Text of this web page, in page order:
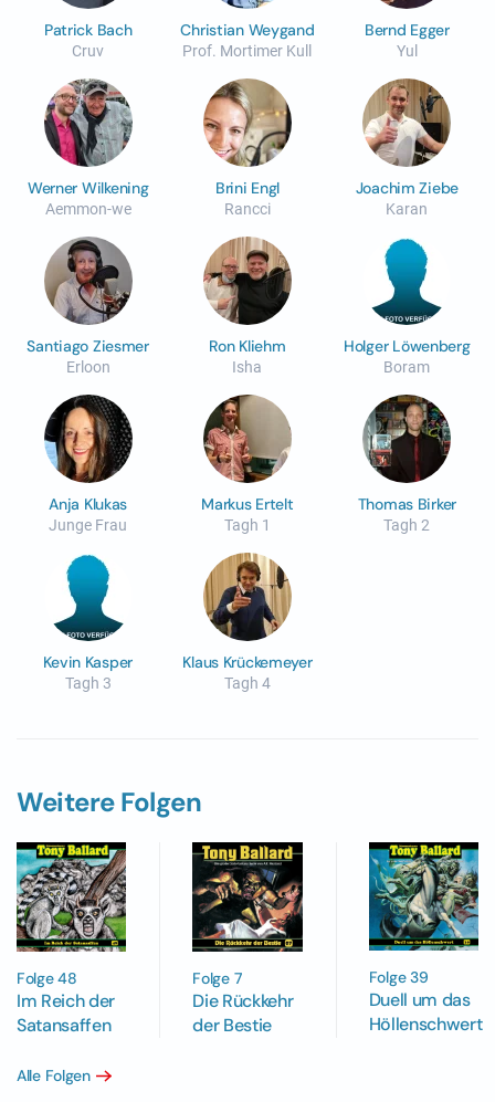
Patrick Bach
Cruv
Christian Weygand
Prof. Mortimer Kull
Bernd Egger
Yul
Werner Wilkening
Aemmon-we
Brini Engl
Rancci
Joachim Ziebe
Karan
Santiago Ziesmer
Erloon
Ron Kliehm
Isha
Holger Löwenberg
Boram
Anja Klukas
Junge Frau
Markus Ertelt
Tagh 1
Thomas Birker
Tagh 2
Kevin Kasper
Tagh 3
Klaus Krückemeyer
Tagh 4
Weitere Folgen
Folge 48
Im Reich der
Satansaffen
Folge 7
Die Rückkehr
der Bestie
Folge 39
Duell um das
Höllenschwert
Alle Folgen